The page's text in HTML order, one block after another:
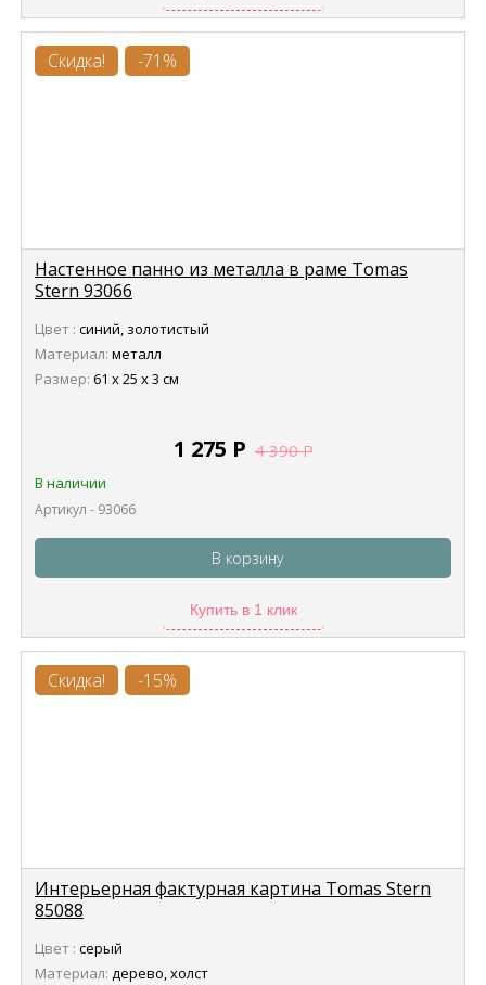
Скидка! -71%
Настенное панно из металла в раме Tomas
Stern 93066
Цвет : синий, золотистый
Материал: металл
Размер: 61 х 25 х 3 см
1 275 Р 4 390Р
В наличии
Артикул - 93066
В корзину
Купить в 1 клик
Скидка! -15%
Интерьерная фактурная картина Tomas Stern
85088
Цвет : серый
Материал: дерево, холст